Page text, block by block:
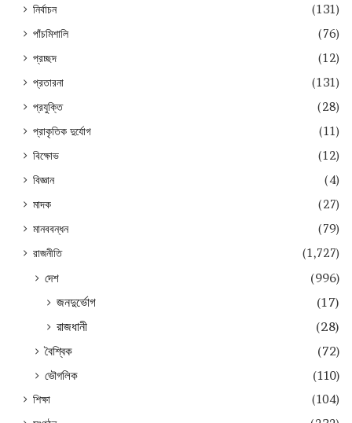
নির্বাচন
(131)
পাঁচমিশালি
(76)
প্রচ্ছদ
(12)
প্রতারনা
(131)
প্রযুক্তি
(28)
প্রাকৃতিক দুর্যোগ
(11)
বিক্ষোভ
(12)
বিজ্ঞান
(4)
মাদক
(27)
মানববন্ধন
(79)
রাজনীতি
(1,727)
দেশ
(996)
জনদুর্ভোগ
(17)
রাজধানী
(28)
বৈশ্বিক
(72)
ভৌগলিক
(110)
শিক্ষা
(104)